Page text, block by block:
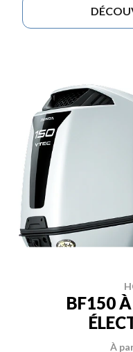
BF150
À